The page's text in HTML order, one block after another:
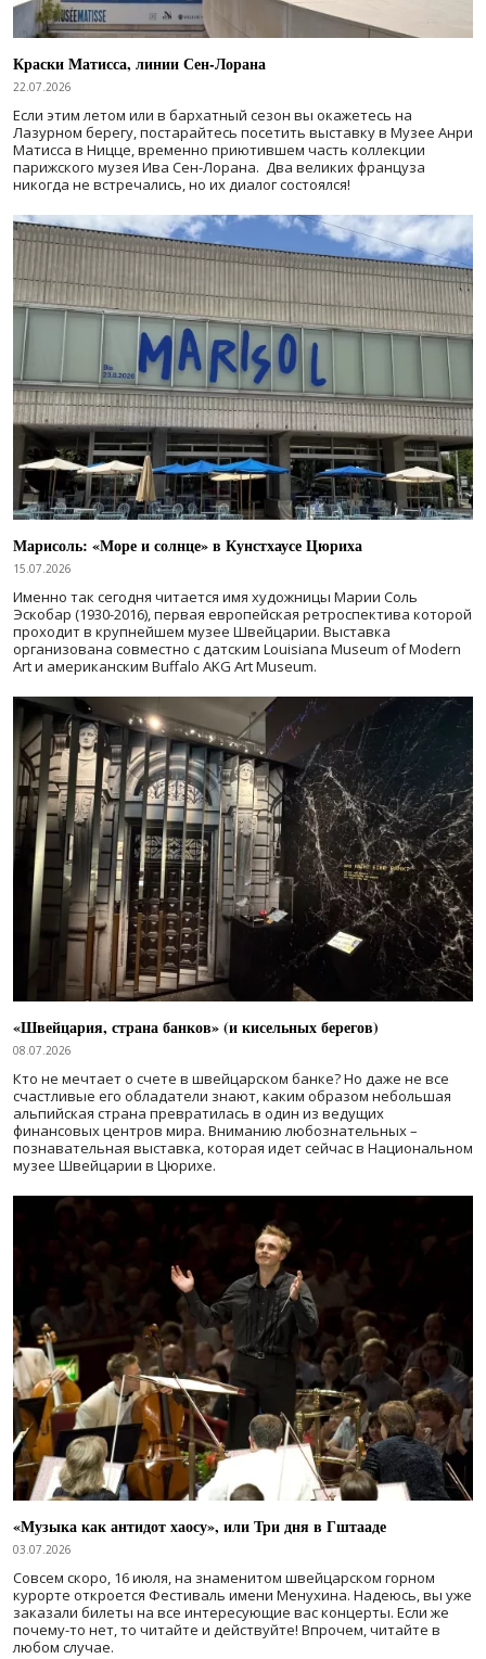
Краски Матисса, линии Сен-Лорана
22.07.2026
Если этим летом или в бархатный сезон вы окажетесь на
Лазурном берегу, постарайтесь посетить выставку в Музее Анри
Матисса в Ницце, временно приютившем часть коллекции
парижского музея Ива Сен-Лорана. Два великих француза
никогда не встречались, но их диалог состоялся!
Марисоль: «Море и солнце» в Кунстхаусе Цюриха
15.07.2026
Именно так сегодня читается имя художницы Марии Соль
Эскобар (1930-2016), первая европейская ретроспектива которой
проходит в крупнейшем музее Швейцарии. Выставка
организована совместно с датским Louisiana Museum of Modern
Art и американским Buffalo AKG Art Museum.
«Швейцария, страна банков» (и кисельных берегов)
08.07.2026
Кто не мечтает о счете в швейцарском банке? Но даже не все
счастливые его обладатели знают, каким образом небольшая
альпийская страна превратилась в один из ведущих
финансовых центров мира. Вниманию любознательных –
познавательная выставка, которая идет сейчас в Национальном
музее Швейцарии в Цюрихе.
«Музыка как антидот хаосу», или Три дня в Гштааде
03.07.2026
Совсем скоро, 16 июля, на знаменитом швейцарском горном
курорте откроется Фестиваль имени Менухина. Надеюсь, вы уже
заказали билеты на все интересующие вас концерты. Если же
почему-то нет, то читайте и действуйте! Впрочем, читайте в
любом случае.